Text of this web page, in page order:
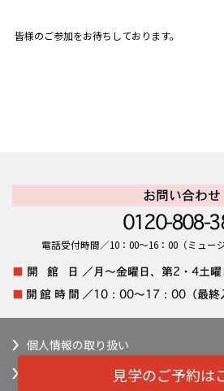
見学のご予約は
皆様のご参加をお待ちしております。
お問い合わせ
0120-808-
電話受付時間／10：00～16：00（ミュー
■ 開 館 日／月～金曜日、第2・4土曜
■ 開館時間／10：00～17：00（最終
個人情報の取り扱い
長谷工コーポレーション コーポレー